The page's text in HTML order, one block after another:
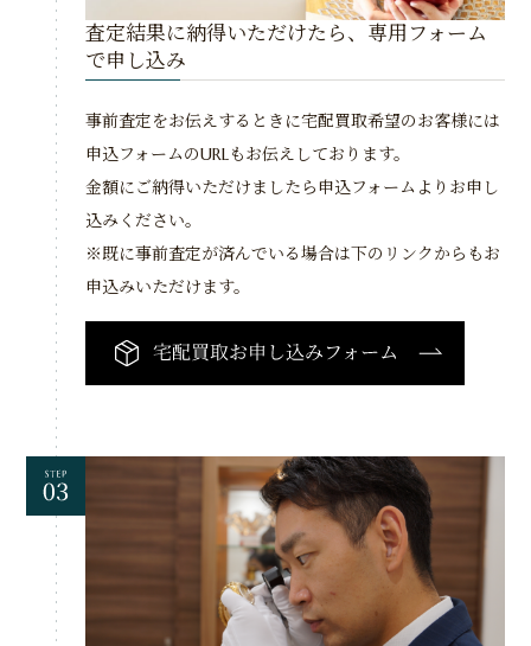
査定結果に納得いただけたら、専用フォーム
で申し込み
事前査定をお伝えするときに宅配買取希望のお客様には
申込フォームのURLもお伝えしております。
金額にご納得いただけましたら申込フォームよりお申し
込みください。
※既に事前査定が済んでいる場合は下のリンクからもお
申込みいただけます。